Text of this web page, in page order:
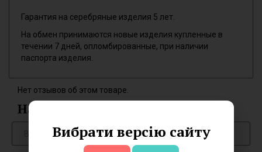
Вибрати версію сайту
Гарантия на серебряные изделия 5 лет.
На обмен принимаются новые изделия купленные в
течении 7 дней, опломбированные, при наличии
паспорта изделия.
Нет отзывов об этом товаре.
Написать отзыв